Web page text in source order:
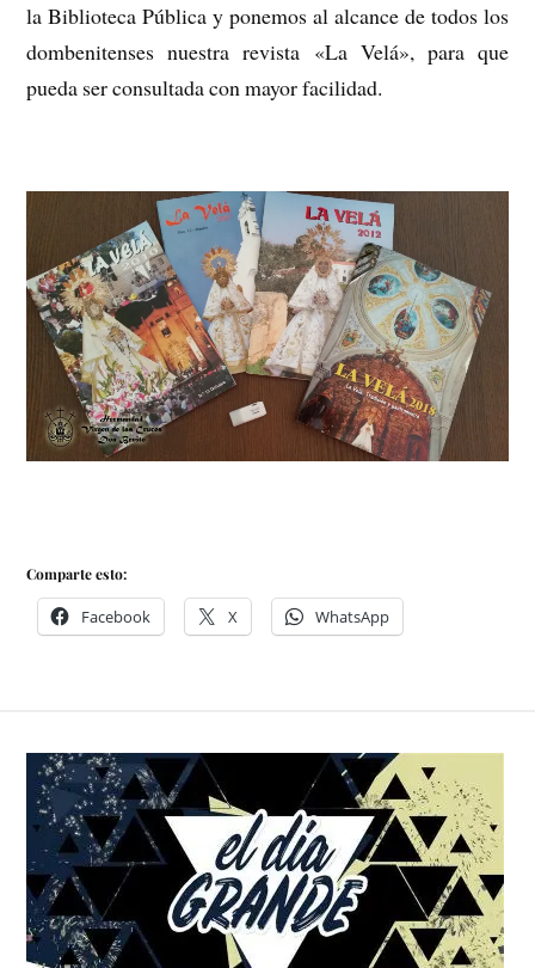
la Biblioteca Pública y ponemos al alcance de todos los
dombenitenses nuestra revista «La Velá», para que
pueda ser consultada con mayor facilidad.
Comparte esto:
Facebook X WhatsApp